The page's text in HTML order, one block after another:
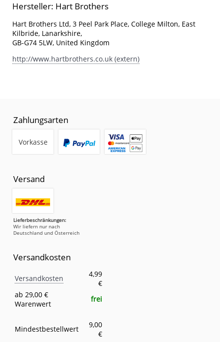
Hersteller: Hart Brothers
Hart Brothers Ltd, 3 Peel Park Place, College Milton, East
Kilbride, Lanarkshire,
GB-G74 5LW, United Kingdom
http://www.hartbrothers.co.uk (extern)
Zahlungsarten
Vorkasse
Versand
Lieferbeschränkungen:
Wir liefern nur nach
Deutschland und Österreich
Versandkosten
Eigenschaft
Versandkosten
4,99
€
ab 29,00 €
Warenwert
frei
Mindestbestellwert
9,00
€